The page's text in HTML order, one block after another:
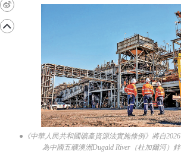
●《中華人民共和國礦產資源法實施條例》將自
為中國五礦澳洲Dugald River（杜加爾河）